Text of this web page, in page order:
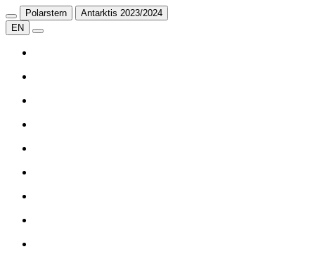
Polarstern
Antarktis 2023/2024
EN